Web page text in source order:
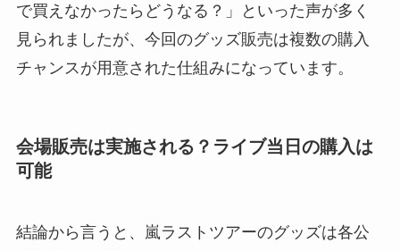
で買えなかったらどうなる？」といった声が多く
見られましたが、今回のグッズ販売は複数の購入
チャンスが用意された仕組みになっています。
会場販売は実施される？ライブ当日の購入は
可能
結論から言うと、嵐ラストツアーのグッズは各公